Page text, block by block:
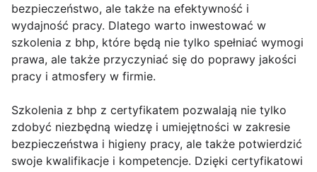
bezpieczeństwo, ale także na efektywność i
wydajność pracy. Dlatego warto inwestować w
szkolenia z bhp, które będą nie tylko spełniać wymogi
prawa, ale także przyczyniać się do poprawy jakości
pracy i atmosfery w firmie.
Szkolenia z bhp z certyfikatem pozwalają nie tylko
zdobyć niezbędną wiedzę i umiejętności w zakresie
bezpieczeństwa i higieny pracy, ale także potwierdzić
swoje kwalifikacje i kompetencje. Dzięki certyfikatowi